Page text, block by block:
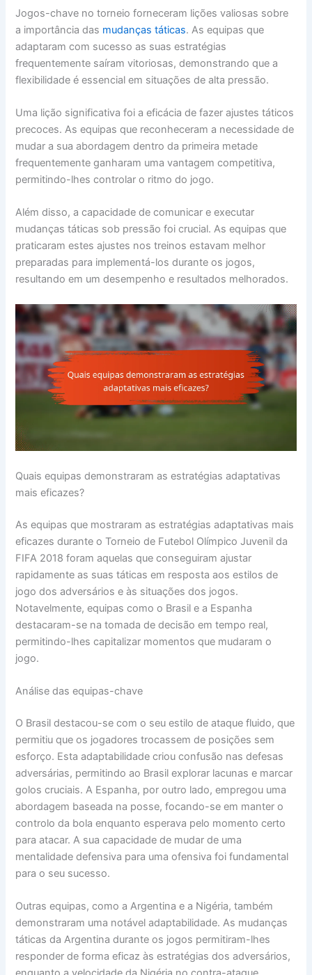
Jogos-chave no torneio forneceram lições valiosas sobre
a importância das mudanças táticas. As equipas que
adaptaram com sucesso as suas estratégias
frequentemente saíram vitoriosas, demonstrando que a
flexibilidade é essencial em situações de alta pressão.
Uma lição significativa foi a eficácia de fazer ajustes táticos
precoces. As equipas que reconheceram a necessidade de
mudar a sua abordagem dentro da primeira metade
frequentemente ganharam uma vantagem competitiva,
permitindo-lhes controlar o ritmo do jogo.
Além disso, a capacidade de comunicar e executar
mudanças táticas sob pressão foi crucial. As equipas que
praticaram estes ajustes nos treinos estavam melhor
preparadas para implementá-los durante os jogos,
resultando em um desempenho e resultados melhorados.
Quais equipas demonstraram as estratégias adaptativas
mais eficazes?
As equipas que mostraram as estratégias adaptativas mais
eficazes durante o Torneio de Futebol Olímpico Juvenil da
FIFA 2018 foram aquelas que conseguiram ajustar
rapidamente as suas táticas em resposta aos estilos de
jogo dos adversários e às situações dos jogos.
Notavelmente, equipas como o Brasil e a Espanha
destacaram-se na tomada de decisão em tempo real,
permitindo-lhes capitalizar momentos que mudaram o
jogo.
Análise das equipas-chave
O Brasil destacou-se com o seu estilo de ataque fluido, que
permitiu que os jogadores trocassem de posições sem
esforço. Esta adaptabilidade criou confusão nas defesas
adversárias, permitindo ao Brasil explorar lacunas e marcar
golos cruciais. A Espanha, por outro lado, empregou uma
abordagem baseada na posse, focando-se em manter o
controlo da bola enquanto esperava pelo momento certo
para atacar. A sua capacidade de mudar de uma
mentalidade defensiva para uma ofensiva foi fundamental
para o seu sucesso.
Outras equipas, como a Argentina e a Nigéria, também
demonstraram uma notável adaptabilidade. As mudanças
táticas da Argentina durante os jogos permitiram-lhes
responder de forma eficaz às estratégias dos adversários,